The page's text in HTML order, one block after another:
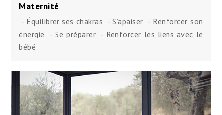
Maternité
- Équilibrer ses chakras - S’apaiser - Renforcer son
énergie - Se préparer - Renforcer les liens avec le
bébé